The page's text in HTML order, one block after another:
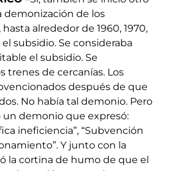
demonización de los
alrededor de 1960, 1970,
subsidio. Se consideraba
el subsidio. Se
trenes de cercanías. Los
después de que
No había tal demonio. Pero
demonio que expresó:
ineficiencia”, “Subvención
Y junto con la
la cortina de humo de que el